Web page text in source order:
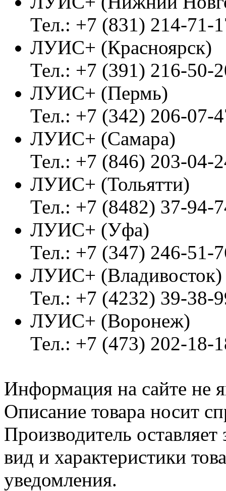
Тел.: +7 (831) 214-71-
ЛУИС+ (Красноярск)
Тел.: +7 (391) 216-50-
ЛУИС+ (Пермь)
Тел.: +7 (342) 206-07-
ЛУИС+ (Самара)
Тел.: +7 (846) 203-04-
ЛУИС+ (Тольятти)
Тел.: +7 (8482) 37-94-
ЛУИС+ (Уфа)
Тел.: +7 (347) 246-51-
ЛУИС+
Тел.: +7 (4232) 39-38-
ЛУИС+ (Воронеж)
Тел.: +7 (473) 202-18-
Информация на сайте не
Описание товара носит
Производитель
вид и характеристики
уведомления.